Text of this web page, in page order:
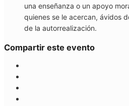
una enseñanza o un apoyo
quienes se le acercan, ávidos
de la autorrealización.
Compartir este evento